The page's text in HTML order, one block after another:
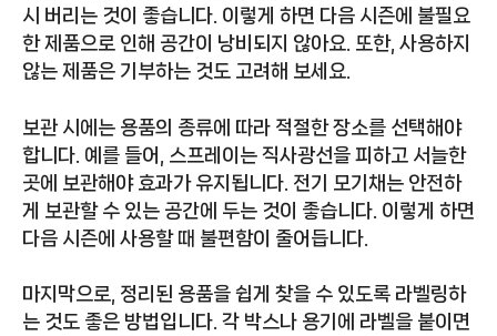
시 버리는 것이 좋습니다. 이렇게 하면 다음 시즌에 불필요
한 제품으로 인해 공간이 낭비되지 않아요. 또한, 사용하지
않는 제품은 기부하는 것도 고려해 보세요.
보관 시에는 용품의 종류에 따라 적절한 장소를 선택해야
합니다. 예를 들어, 스프레이는 직사광선을 피하고 서늘한
곳에 보관해야 효과가 유지됩니다. 전기 모기채는 안전하
게 보관할 수 있는 공간에 두는 것이 좋습니다. 이렇게 하면
다음 시즌에 사용할 때 불편함이 줄어듭니다.
마지막으로, 정리된 용품을 쉽게 찾을 수 있도록 라벨링하
는 것도 좋은 방법입니다. 각 박스나 용기에 라벨을 붙이면